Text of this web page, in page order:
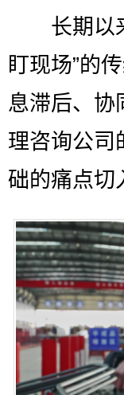
长期以来
盯现场”的
息滞后、协
理咨询公司
础的痛点切